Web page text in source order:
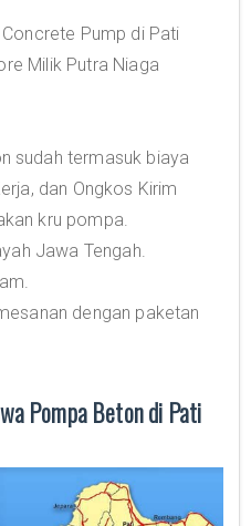
Pump di Pati
Milik Putra Niaga
sudah termasuk biaya
dan Ongkos Kirim
kru pompa.
Jawa Tengah.
dengan paketan
Pompa Beton di Pati